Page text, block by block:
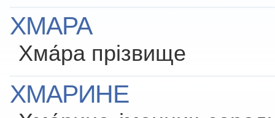
ХМАРА
Хма́ра прізвище
ХМАРИНЕ